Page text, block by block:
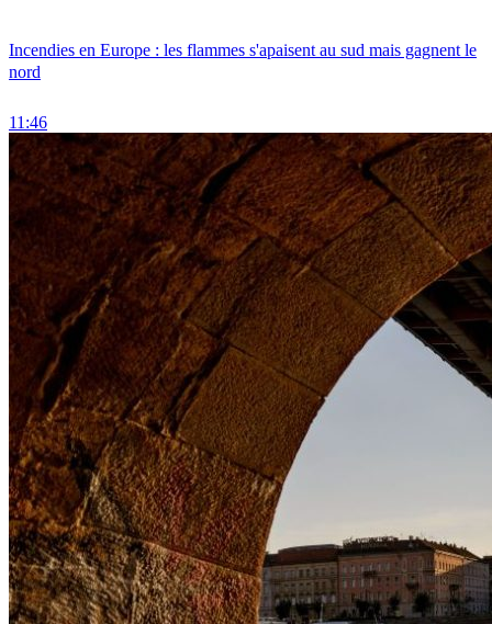
Incendies en Europe : les flammes s'apaisent au sud mais gagnent le
nord
11:46